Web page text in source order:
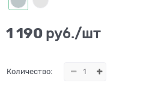
1 190 руб./шт
Количество: